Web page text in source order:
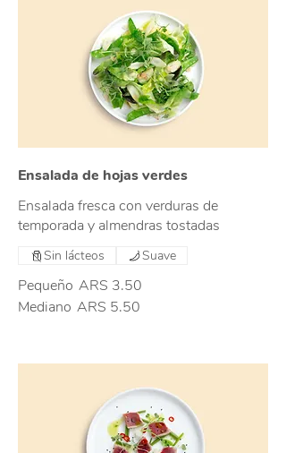
Ensalada de hojas verdes
Ensalada fresca con verduras de
temporada y almendras tostadas
Pequeño ARS 3.50
Mediano ARS 5.50
Sin lácteos Suave